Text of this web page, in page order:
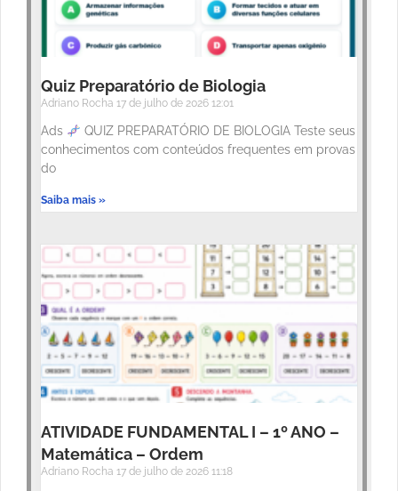
Quiz Preparatório de Biologia
Adriano Rocha 17 de julho de 2026 12:01
Ads
QUIZ PREPARATÓRIO DE BIOLOGIA Teste seus
conhecimentos com conteúdos frequentes em provas
do
Saiba mais »
ATIVIDADE FUNDAMENTAL I – 1º ANO –
Matemática – Ordem
Adriano Rocha 17 de julho de 2026 11:18